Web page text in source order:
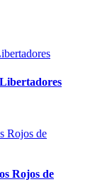
Rojos de